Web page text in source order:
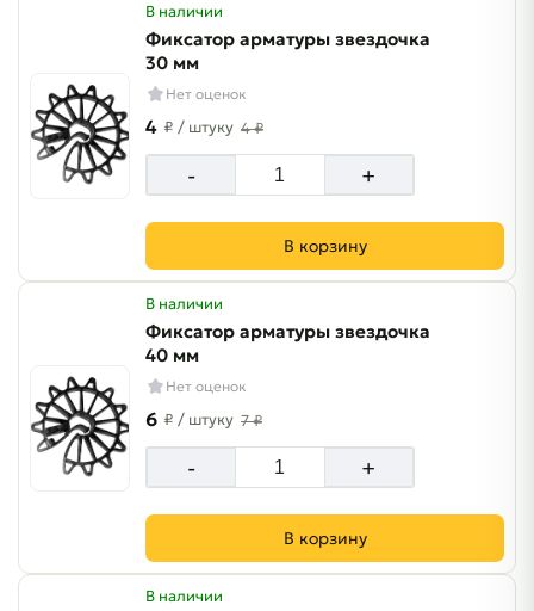
В наличии
Фиксатор арматуры звездочка
30 мм
Нет оценок
4 ₽ / штуку 4 ₽
- +
В корзину
В наличии
Фиксатор арматуры звездочка
40 мм
Нет оценок
6 ₽ / штуку 7 ₽
- +
В корзину
В наличии